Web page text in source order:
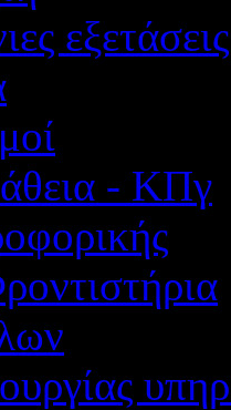
εξετάσεις
- ΚΠγ